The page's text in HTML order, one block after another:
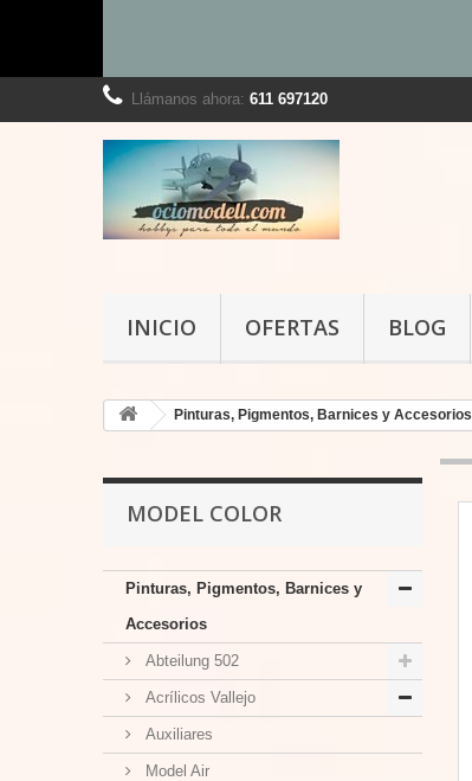
Llámanos ahora: 611 697120
INICIO OFERTAS BLOG
Pinturas, Pigmentos, Barnices y Accesorios
MODEL COLOR
Pinturas, Pigmentos, Barnices y
Accesorios
Abteilung 502
Acrílicos Vallejo
Auxiliares
Model Air